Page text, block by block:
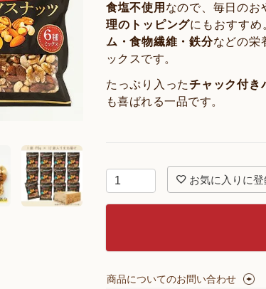
食塩不使用 なので、毎日のお
理のトッピングにもおすすめ
ム・食物繊維・鉄分などの栄
ックスです。
たっぷり入ったチャック付き
も喜ばれる一品です。
お気に入りに登
商品についてのお問い合わせ